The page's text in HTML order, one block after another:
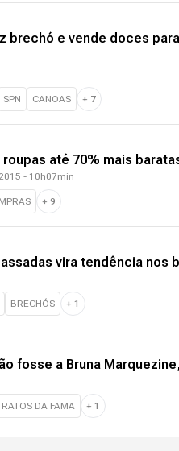
brechó e vende doces
SPN CANOAS + 7
até 70% mais
- 10h07min
+ 9
vira tendência nos
BRECHÓS + 1
fosse a Bruna
DA FAMA + 1